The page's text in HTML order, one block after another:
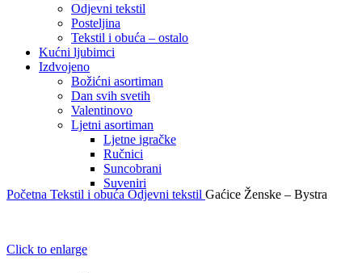
Odjevni tekstil
Posteljina
Tekstil i obuća – ostalo
Kućni ljubimci
Izdvojeno
Božićni asortiman
Dan svih svetih
Valentinovo
Ljetni asortiman
Ljetne igračke
Ručnici
Suncobrani
Suveniri
Početna Tekstil i obuća Odjevni tekstil Gaćice Ženske – Bystra
Click to enlarge